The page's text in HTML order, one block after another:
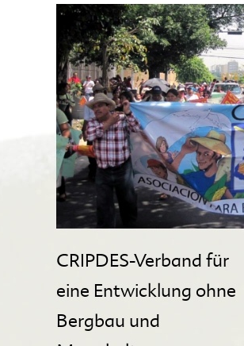
CRIPDES-Verband für
eine Entwicklung ohne
Bergbau und